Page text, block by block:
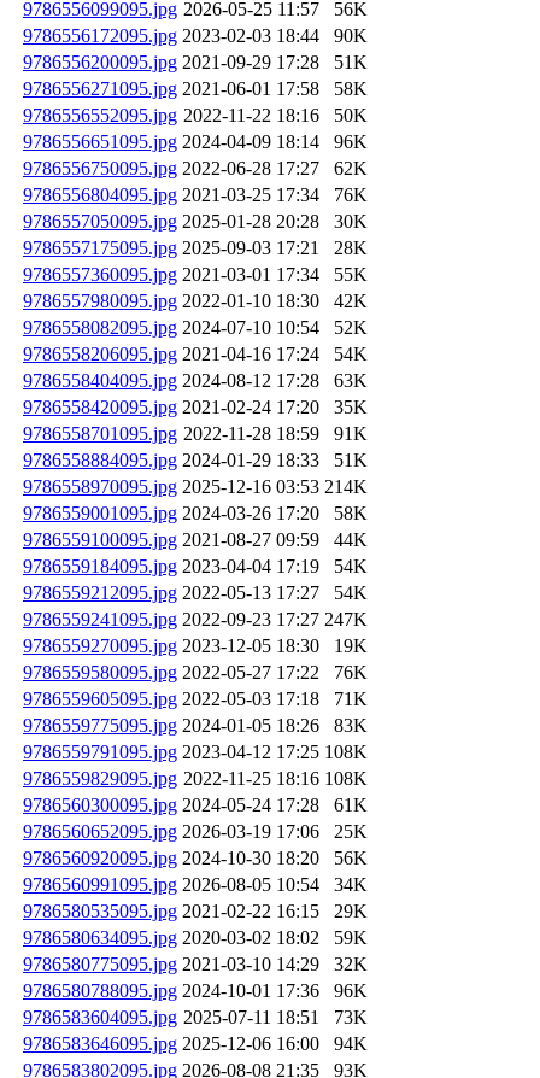
9786556099095.jpg 2026-05-25 11:57
56K
9786556172095.jpg 2023-02-03 18:44
90K
9786556200095.jpg 2021-09-29 17:28
51K
9786556271095.jpg 2021-06-01 17:58
58K
9786556552095.jpg 2022-11-22 18:16
50K
9786556651095.jpg 2024-04-09 18:14
96K
9786556750095.jpg 2022-06-28 17:27
62K
9786556804095.jpg 2021-03-25 17:34
76K
9786557050095.jpg 2025-01-28 20:28
30K
9786557175095.jpg 2025-09-03 17:21
28K
9786557360095.jpg 2021-03-01 17:34
55K
9786557980095.jpg 2022-01-10 18:30
42K
9786558082095.jpg 2024-07-10 10:54
52K
9786558206095.jpg 2021-04-16 17:24
54K
9786558404095.jpg 2024-08-12 17:28
63K
9786558420095.jpg 2021-02-24 17:20
35K
9786558701095.jpg 2022-11-28 18:59
91K
9786558884095.jpg 2024-01-29 18:33
51K
9786558970095.jpg 2025-12-16 03:53 214K
9786559001095.jpg 2024-03-26 17:20
58K
9786559100095.jpg 2021-08-27 09:59
44K
9786559184095.jpg 2023-04-04 17:19
54K
9786559212095.jpg 2022-05-13 17:27
54K
9786559241095.jpg 2022-09-23 17:27 247K
9786559270095.jpg 2023-12-05 18:30
19K
9786559580095.jpg 2022-05-27 17:22
76K
9786559605095.jpg 2022-05-03 17:18
71K
9786559775095.jpg 2024-01-05 18:26
83K
9786559791095.jpg 2023-04-12 17:25 108K
9786559829095.jpg 2022-11-25 18:16 108K
9786560300095.jpg 2024-05-24 17:28
61K
9786560652095.jpg 2026-03-19 17:06
25K
9786560920095.jpg 2024-10-30 18:20
56K
9786560991095.jpg 2026-08-05 10:54
34K
9786580535095.jpg 2021-02-22 16:15
29K
9786580634095.jpg 2020-03-02 18:02
59K
9786580775095.jpg 2021-03-10 14:29
32K
9786580788095.jpg 2024-10-01 17:36
96K
9786583604095.jpg 2025-07-11 18:51
73K
9786583646095.jpg 2025-12-06 16:00
94K
9786583802095.jpg 2026-08-08 21:35 93K